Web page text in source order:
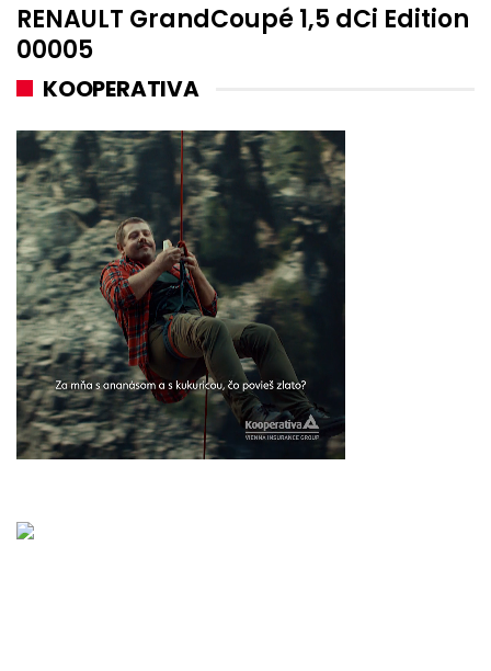
RENAULT GrandCoupé 1,5 dCi Edition
00005
KOOPERATIVA